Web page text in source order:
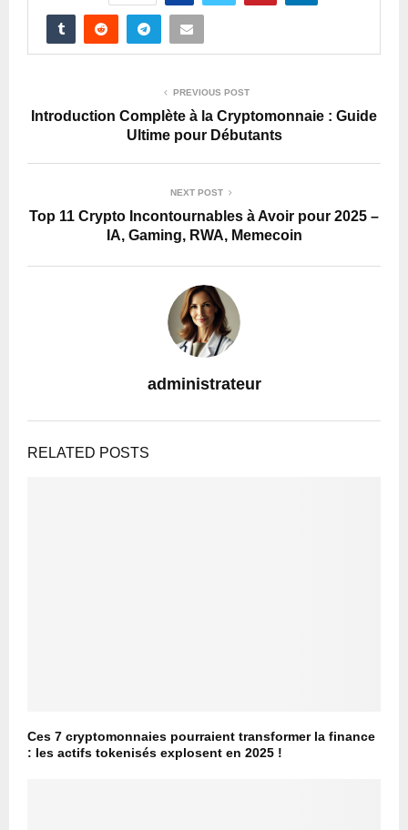
PREVIOUS POST
Introduction Complète à la Cryptomonnaie : Guide
Ultime pour Débutants
NEXT POST
Top 11 Crypto Incontournables à Avoir pour 2025 –
IA, Gaming, RWA, Memecoin
administrateur
RELATED POSTS
Ces 7 cryptomonnaies pourraient transformer la finance
: les actifs tokenisés explosent en 2025 !